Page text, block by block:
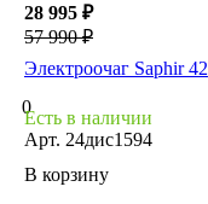
28 995 ₽
57 990 ₽
Электроочаг Saphir 42
0
Есть в наличии
Арт. 24дис1594
В корзину